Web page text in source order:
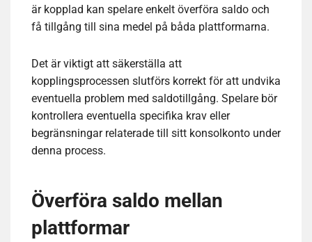
är kopplad kan spelare enkelt överföra saldo och
få tillgång till sina medel på båda plattformarna.
Det är viktigt att säkerställa att
kopplingsprocessen slutförs korrekt för att undvika
eventuella problem med saldotillgång. Spelare bör
kontrollera eventuella specifika krav eller
begränsningar relaterade till sitt konsolkonto under
denna process.
Överföra saldo mellan
plattformar